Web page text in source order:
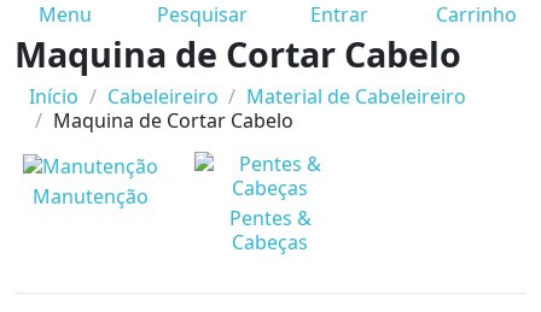
Menu Pesquisar Entrar Carrinho
Maquina de Cortar Cabelo
Início Cabeleireiro
Material de Cabeleireiro
Maquina de Cortar Cabelo
Manutenção
Pentes &
Cabeças